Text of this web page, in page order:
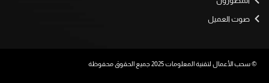
صوت العميل
© سحب الأعمال لتقنية المعلومات 2025 جميع الحقوق محفوظة